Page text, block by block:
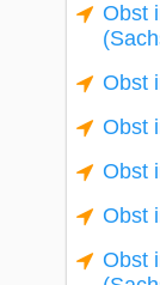
Obst
Obst
Obst
Obst
Obst
Obst